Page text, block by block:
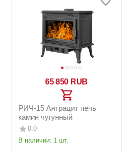
65 850 RUB
РИЧ-15 Антрацит печь
камин чугунный
0.0
В наличии: 1 шт.